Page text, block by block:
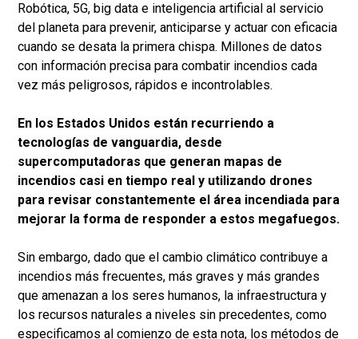
Robótica, 5G, big data e inteligencia artificial al servicio
del planeta para prevenir, anticiparse y actuar con eficacia
cuando se desata la primera chispa. Millones de datos
con información precisa para combatir incendios cada
vez más peligrosos, rápidos e incontrolables.
En los Estados Unidos están recurriendo a
tecnologías de vanguardia, desde
supercomputadoras que generan mapas de
incendios casi en tiempo real y utilizando drones
para revisar constantemente el área incendiada para
mejorar la forma de responder a estos megafuegos.
Sin embargo, dado que el cambio climático contribuye a
incendios más frecuentes, más graves y más grandes
que amenazan a los seres humanos, la infraestructura y
los recursos naturales a niveles sin precedentes, como
especificamos al comienzo de esta nota, los métodos de